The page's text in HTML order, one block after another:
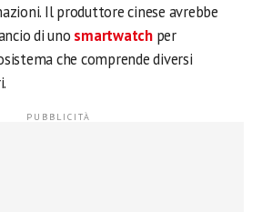
Il produttore cinese avrebbe
di uno smartwatchper
che comprende diversi